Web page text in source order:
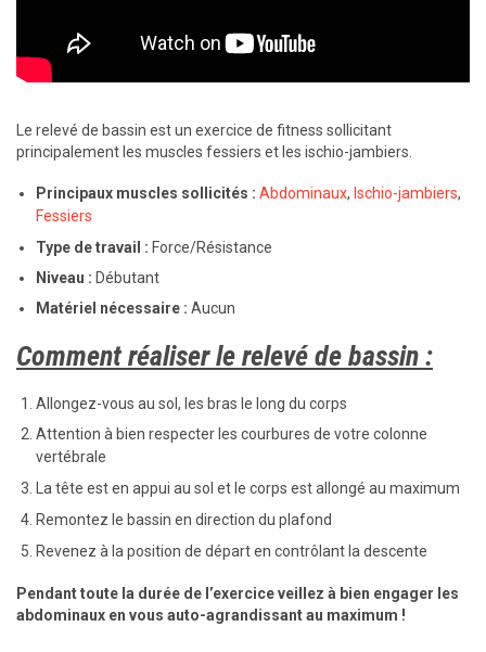
Le relevé de bassin est un exercice de fitness sollicitant
principalement les muscles fessiers et les ischio-jambiers.
Principaux muscles sollicités :Abdominaux, Ischio-jambiers,
Fessiers
Type de travail : Force/Résistance
Niveau : Débutant
Matériel nécessaire : Aucun
Comment réaliser le relevé de bassin :
Allongez-vous au sol, les bras le long du corps
Attention à bien respecter les courbures de votre colonne
vertébrale
La tête est en appui au sol et le corps est allongé au maximum
Remontez le bassin en direction du plafond
Revenez à la position de départ en contrôlant la descente
Pendant toute la durée de l’exercice veillez à bien engager les
abdominaux en vous auto-agrandissant au maximum !